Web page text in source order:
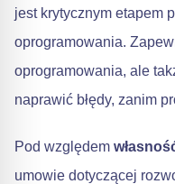
jest krytycznym etapem
oprogramowania.
oprogramowania, ale
naprawić błędy, zanim
Pod względem
umowie dotyczącej